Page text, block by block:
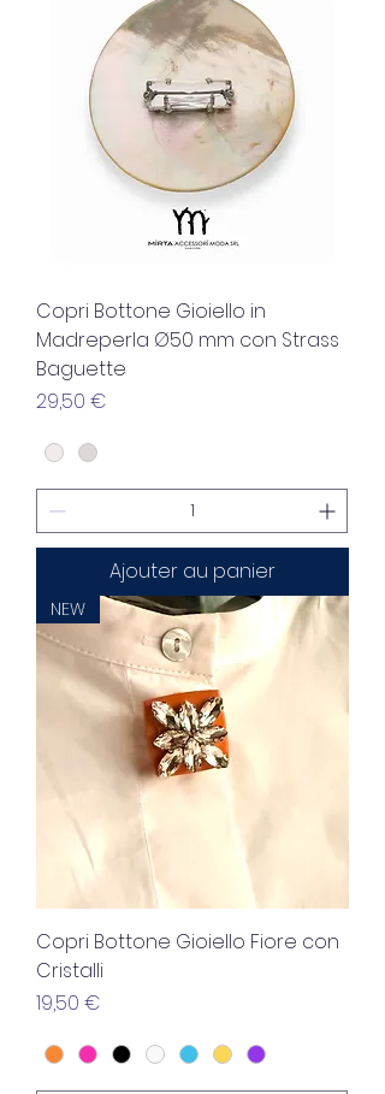
Copri Bottone Gioiello in
Madreperla Ø50 mm con Strass
Baguette
Prix
29,50 €
Ajouter au panier
NEW
Copri Bottone Gioiello Fiore con
Cristalli
Prix
19,50 €